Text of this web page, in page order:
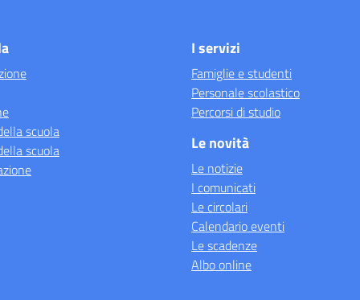
scuola
scuola
I servizi
Famiglie e studenti
Personale scolastico
Percorsi di studio
Le novità
Le notizie
I comunicati
Le circolari
Calendario eventi
Le scadenze
Albo online